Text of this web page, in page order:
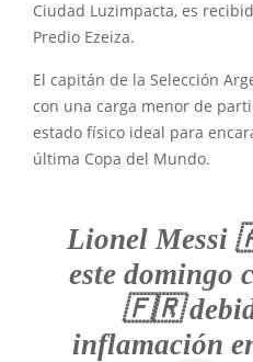
Ciudad Luzimpacta, es
Predio Ezeiza.
El capitán de la Selección
con una carga menor de
estado físico ideal para
última Copa del Mundo.
Lionel Messi
este domingo
🇫🇷
inflamación